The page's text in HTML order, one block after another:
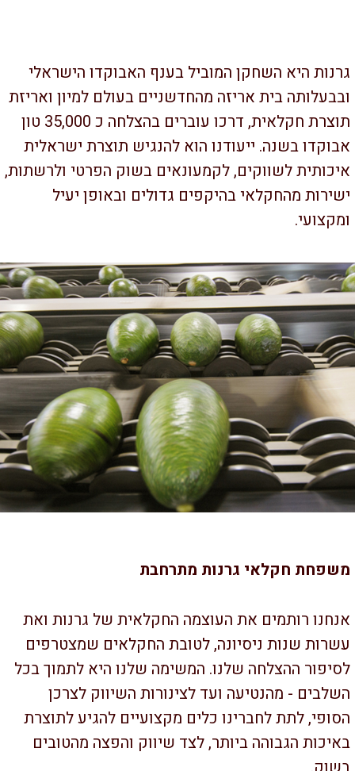
היא השחקן המוביל בענף האבוקדו הישראלי
בית אריזה מהחדשניים בעולם למיון ואריזת
תוצרת חקלאית, דרכו עוברים בהצלחה כ 35,000 טון
בשנה. ייעודנו הוא להנגיש תוצרת ישראלית
לשווקים, לקמעונאים בשוק הפרטי ולרשתות,
מהחקלאי בהיקפים גדולים ובאופן יעיל
חקלאי גרנות מתרחבת
רותמים את העוצמה החקלאית של גרנות ואת
שנות ניסיונה, לטובת החקלאים שמצטרפים
ההצלחה שלנו. המשימה שלנו היא לתמוך בכל
- מהנטיעה ועד לצינורות השיווק לצרכן
לתת לחברינו כלים מקצועיים להגיע לתוצרת
הגבוהה ביותר, לצד שיווק והפצה מהטובים